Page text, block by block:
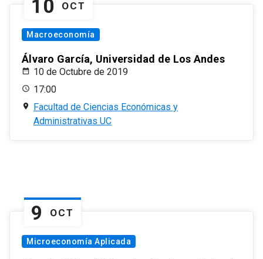
10 OCT
Macroeconomía
Álvaro García, Universidad de Los Andes
10 de Octubre de 2019
17:00
Facultad de Ciencias Económicas y
Administrativas UC
9 OCT
Microeconomía Aplicada